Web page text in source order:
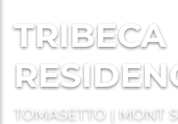
TRIBECA
TOMASETTO | MONT